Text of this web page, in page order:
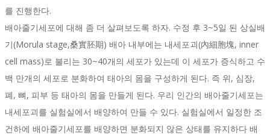
를 진행한다.
배아줄기세포에 대해 좀 더 살펴보도록 하자. 수정 후 3~5일 된 상실배
기(Morula stage,桑實胚期) 배아 내부에는 내세포괴(內細胞塊, inner
cell mass)로 불리는 30~40개의 세포가 있는데 이 세포가 증식하고 수
백 만개의 세포로 분화하여 태아의 몸을 구성하게 된다. 즉 위, 심장,
폐, 뼈, 피부 등 태아의 몸을 만들게 된다. 우리 인간의 배아줄기세포는
내세포괴를 실험실에서 배양하여 만들 수 있다. 실험실에서 일정한 조
건하에 배아줄기세포를 배양하면 분화되지 않은 상태를 유지하다 배